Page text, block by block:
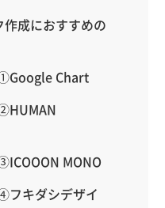
作成におすすめの
Chart
MONO
フキダシデザイ